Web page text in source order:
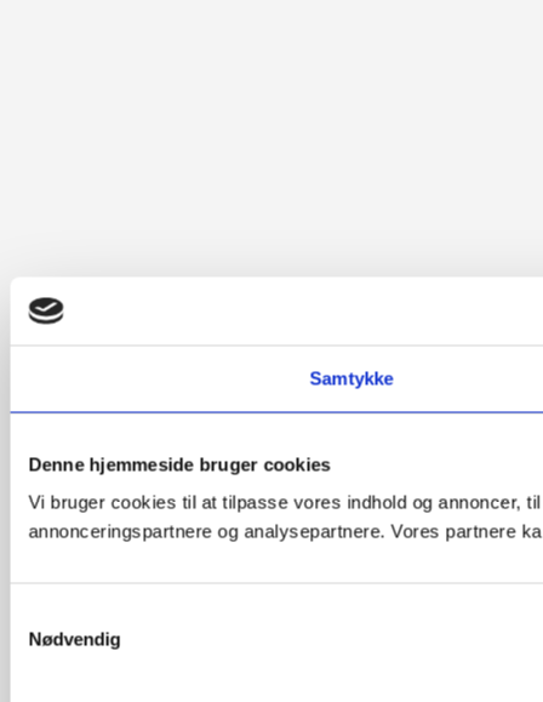
Samtykke
Denne hjemmeside bruger cookies
Vi bruger cookies til at tilpasse vores indhold og annoncer,
annonceringspartnere og analysepartnere. Vores partnere
Nødvendig